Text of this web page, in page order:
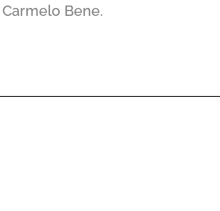
Bene.